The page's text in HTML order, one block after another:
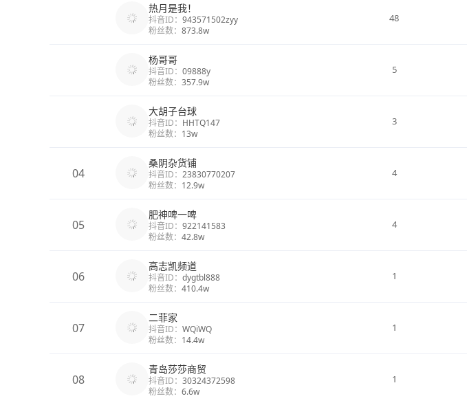
热月是我！
抖音ID： 943571502zyy
粉丝数： 873.8w
48
杨哥哥
抖音ID： 09888y
粉丝数： 357.9w
5
大胡子台球
抖音ID： HHTQ147
粉丝数： 13w
3
04
桑阴杂货铺
抖音ID： 23830770207
粉丝数： 12.9w
4
05
肥神啤一啤
抖音ID： 922141583
粉丝数： 42.8w
4
06
高志凯频道
抖音ID： dygtbl888
粉丝数： 410.4w
1
07
二菲家
抖音ID： WQiWQ
粉丝数： 14.4w
1
08
青岛莎莎商贸
抖音ID： 30324372598
粉丝数： 6.6w
1